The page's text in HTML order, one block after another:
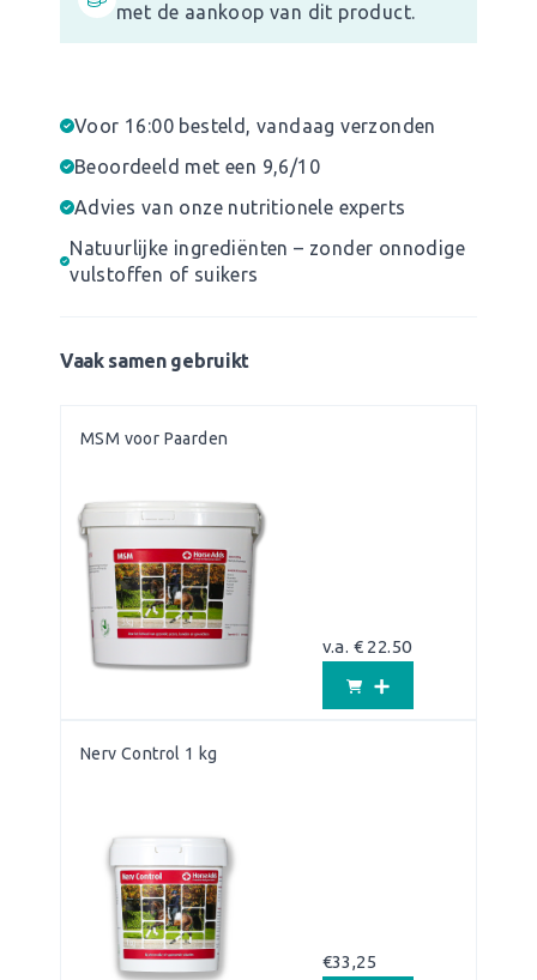
met de aankoop van dit product.
Voor 16:00 besteld, vandaag verzonden
Beoordeeld met een 9,6/10
Advies van onze nutritionele experts
Natuurlijke ingrediënten – zonder onnodige
vulstoffen of suikers
Vaak samen gebruikt
MSM voor Paarden
v.a. € 22.50
Nerv Control 1 kg
€33,25